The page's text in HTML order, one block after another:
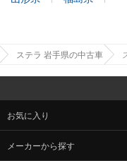
メーカーから探す
ボディタイプから探す